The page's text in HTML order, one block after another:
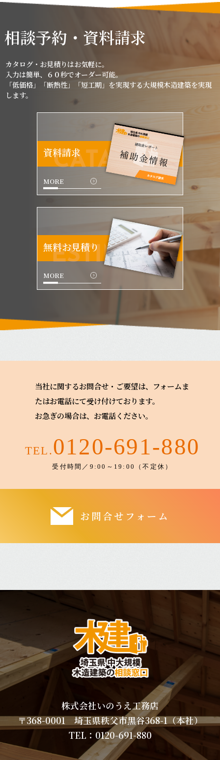
相談予約・資料請求
カタログ・お見積りはお気軽に。
入力は簡単、６０秒でオーダー可能。
「低価格」「断熱性」「短工期」を実現する大規模木造建築を実現
します。
CATALOG
資料請求
MORE
ESTIMATE
無料お見積り
MORE
当社に関するお問合せ・ご要望は、フォームま
たはお電話にて受け付けております。
お急ぎの場合は、お電話ください。
TEL.0120-691-880
受付時間／9:00～19:00（不定休）
お問合せフォーム
株式会社いのうえ工務店
〒368-0001 埼玉県秩父市黒谷368-1（本社）
TEL： 0120-691-880